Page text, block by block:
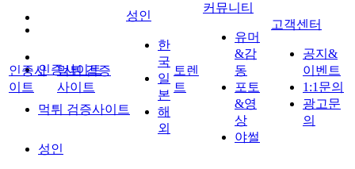
인증사이트
먹튀 검증사이트
성인
인증사
이트
먹튀 검증
사이트
성인
한
국
일
본
해
외
토렌
트
커뮤니티
유머
&감
동
포토
&영
상
야썰
고객센터
공지&
이벤트
1:1문의
광고문
의